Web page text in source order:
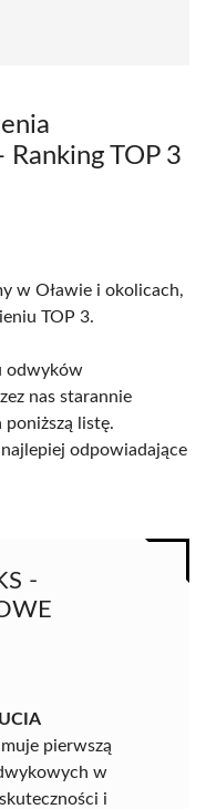
TOP 3
w Oławie i okolicach,
TOP 3.
odwyków
nas starannie
listę.
odpowiadające
-
pierwszą
w
i